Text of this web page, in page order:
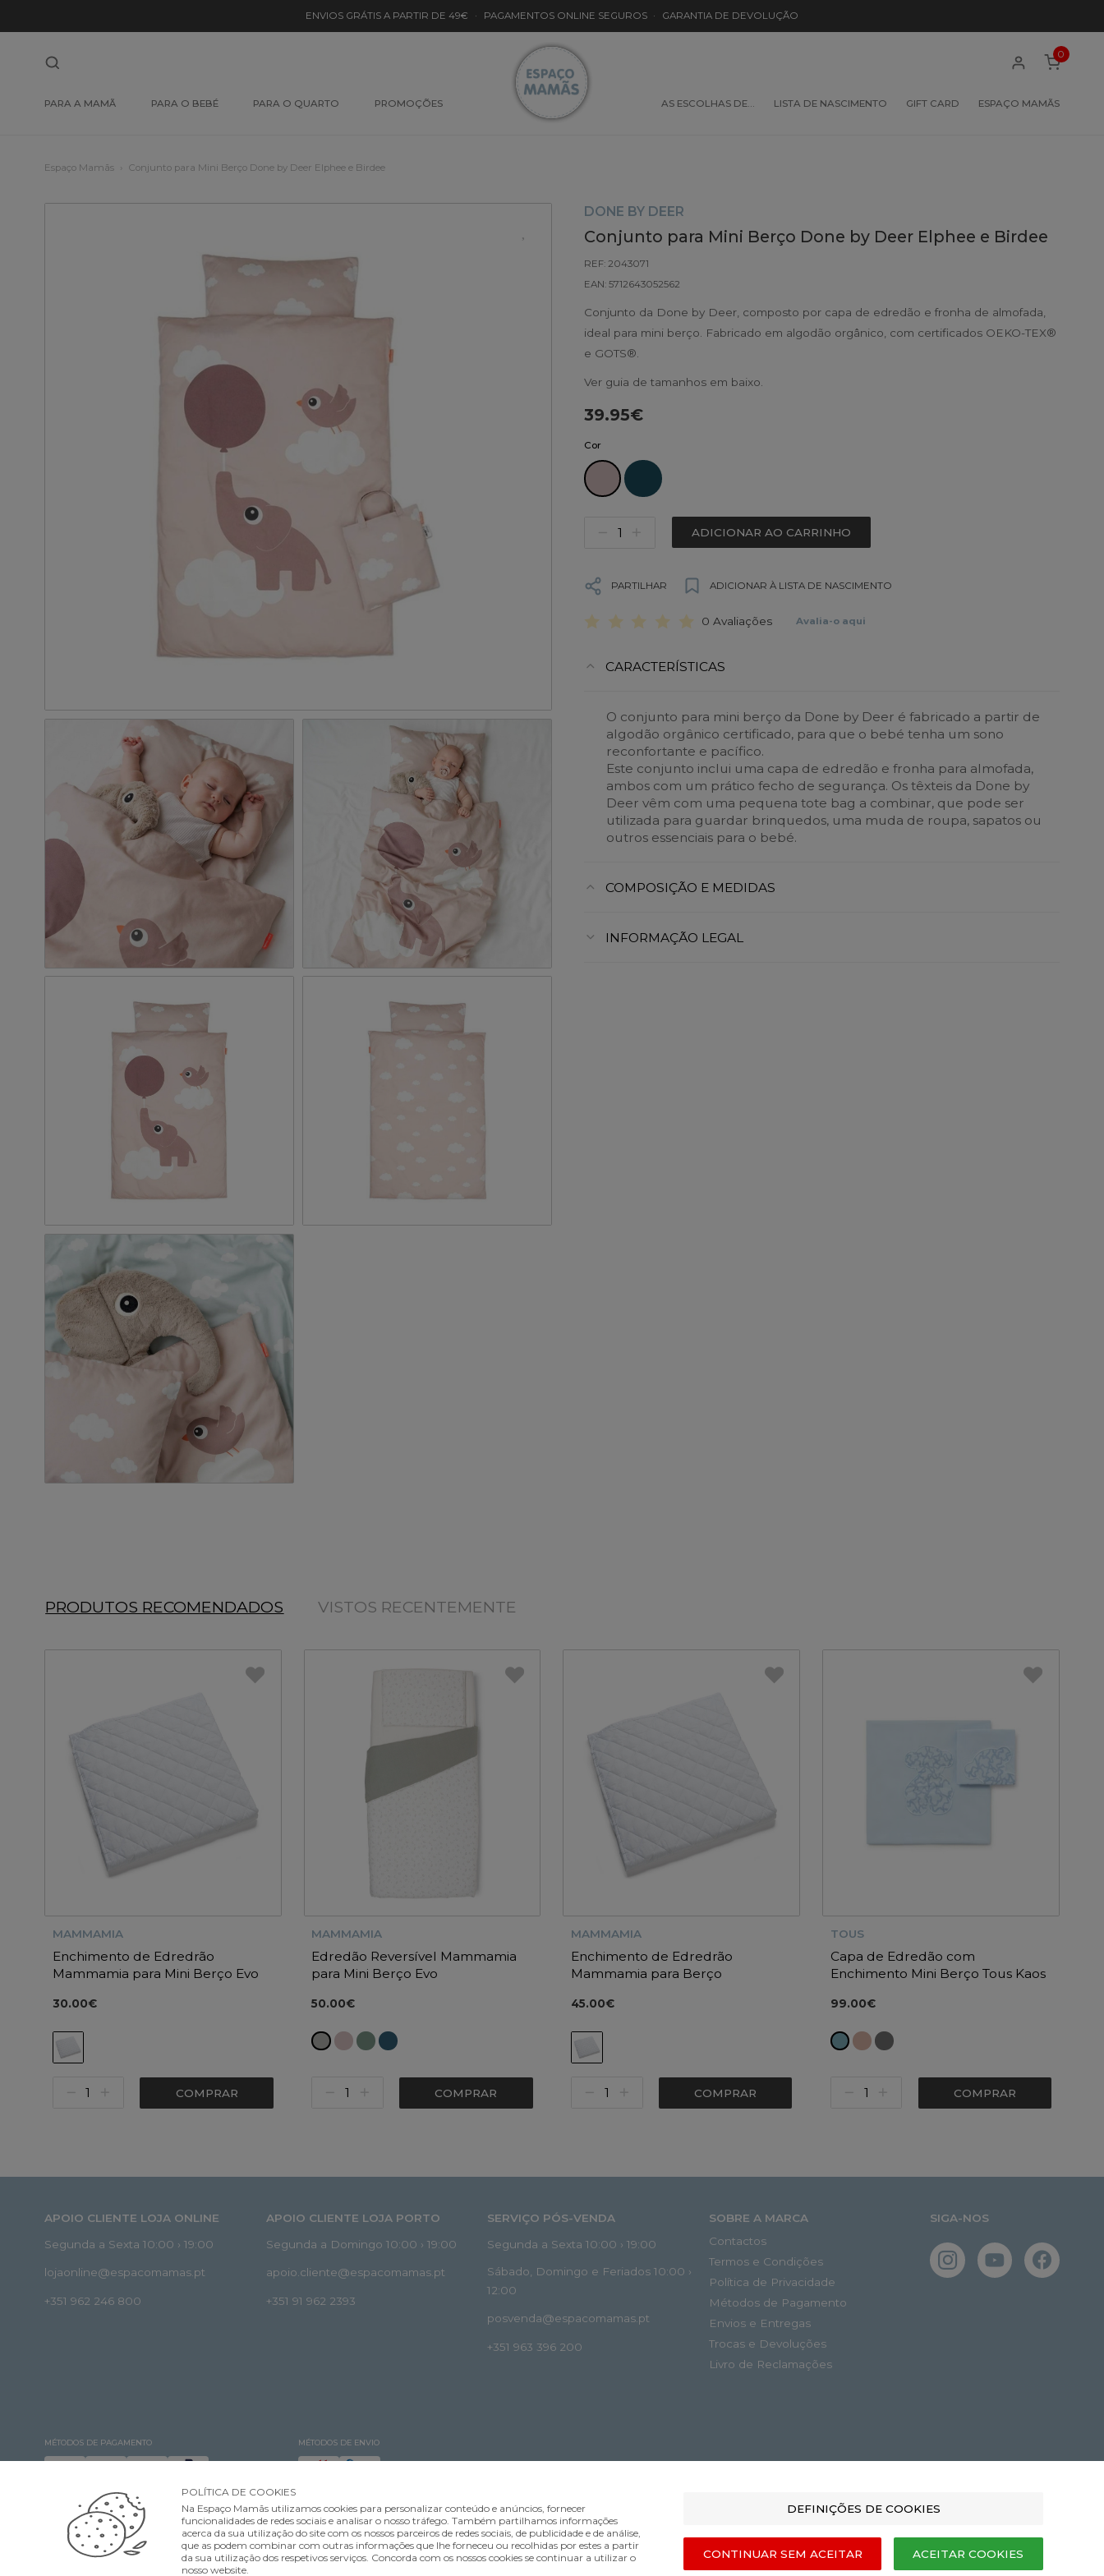
ENVIOS GRÁTIS A PARTIR DE 49€ · PAGAMENTOS ONLINE SEGUROS · GARANTIA DE DEVOLUÇÃO
PARA A MAMÃ PARA O BEBÉ PARA O QUARTO PROMOÇÕES AS ESCOLHAS DE… LISTA DE NASCIMENTO GIFT CARD ESPAÇO MAMÃS
0
Espaço Mamãs Conjunto para Mini Berço Done by Deer Elphee e Birdee
DONE BY DEER
Conjunto para Mini Berço Done by Deer Elphee e Birdee
REF: 2043071
EAN: 5712643052562
Conjunto da Done by Deer, composto por capa de edredão e fronha de almofada,
ideal para mini berço. Fabricado em algodão orgânico, com certificados OEKO-TEX®
e GOTS®.
Ver guia de tamanhos em baixo.
39.95€
Cor
ADICIONAR AO CARRINHO
PARTILHAR ADICIONAR À LISTA DE NASCIMENTO
0 Avaliações Avalia-o aqui
CARACTERÍSTICAS
O conjunto para mini berço da Done by Deer é fabricado a partir de
algodão orgânico certificado, para que o bebé tenha um sono
reconfortante e pacífico.
Este conjunto inclui uma capa de edredão e fronha para almofada,
ambos com um prático fecho de segurança. Os têxteis da Done by
Deer vêm com uma pequena tote bag a combinar, que pode ser
utilizada para guardar brinquedos, uma muda de roupa, sapatos ou
outros essenciais para o bebé.
COMPOSIÇÃO E MEDIDAS
INFORMAÇÃO LEGAL
PRODUTOS RECOMENDADOS VISTOS RECENTEMENTE
MAMMAMIA
Enchimento de Edredrão
Mammamia para Mini Berço Evo
30.00€
COMPRAR
MAMMAMIA
Edredão Reversível Mammamia
para Mini Berço Evo
50.00€
COMPRAR
MAMMAMIA
Enchimento de Edredrão
Mammamia para Berço
45.00€
COMPRAR
TOUS
Capa de Edredão com
Enchimento Mini Berço Tous Kaos
99.00€
COMPRAR
APOIO CLIENTE LOJA ONLINE
Segunda a Sexta 10:00 › 19:00
lojaonline@espacomamas.pt
+351 962 246 800
APOIO CLIENTE LOJA PORTO
Segunda a Domingo 10:00 › 19:00
apoio.cliente@espacomamas.pt
+351 91 962 2393
SERVIÇO PÓS-VENDA
Segunda a Sexta 10:00 › 19:00
Sábado, Domingo e Feriados 10:00 ›
12:00
posvenda@espacomamas.pt
+351 963 396 200
SOBRE A MARCA
Contactos
Termos e Condições
Política de Privacidade
Métodos de Pagamento
Envios e Entregas
Trocas e Devoluções
Livro de Reclamações
SIGA-NOS
MÉTODOS DE PAGAMENTO MÉTODOS DE ENVIO
©Espaço Mamãs. Todos os direitos reservados Designed & developed byBsolus.pt
POLÍTICA DE COOKIES
Na Espaço Mamãs utilizamos cookies para personalizar conteúdo e anúncios, fornecer
funcionalidades de redes sociais e analisar o nosso tráfego. Também partilhamos informações
acerca da sua utilização do site com os nossos parceiros de redes sociais, de publicidade e de análise,
que as podem combinar com outras informações que lhe forneceu ou recolhidas por estes a partir
da sua utilização dos respetivos serviços. Concorda com os nossos cookies se continuar a utilizar o
nosso website.
DEFINIÇÕES DE COOKIES
CONTINUAR SEM ACEITAR ACEITAR COOKIES